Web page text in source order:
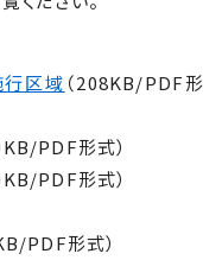
区域 （208KB/PDF形
PDF形式）
PDF形式）
PDF形式）